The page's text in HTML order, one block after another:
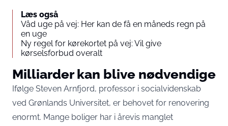
Læs også
Våd uge på vej: Her kan de få en måneds regn på
en uge
Ny regel for kørekortet på vej: Vil give
kørselsforbud overalt
Milliarder kan blive nødvendige
Ifølge Steven Arnfjord, professor i socialvidenskab
ved Grønlands Universitet, er behovet for renovering
enormt. Mange boliger har i årevis manglet